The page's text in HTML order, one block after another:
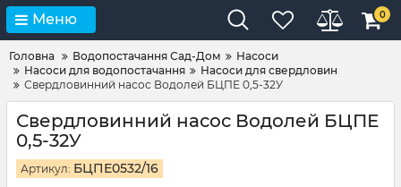
Меню 0
Головна Водопостачання Сад-Дом
Насоси
Насоси для водопостачання
Насоси для свердловин
Свердловинний насос Водолей БЦПЕ 0,5-32У
Свердловинний насос Водолей БЦПЕ
0,5-32У
Артикул: БЦПЕ0532/16